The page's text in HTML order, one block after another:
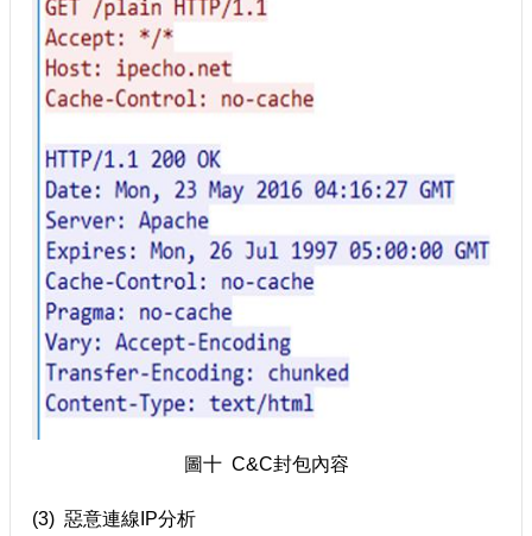
圖十 C&C封包內容
(3) 惡意連線IP分析